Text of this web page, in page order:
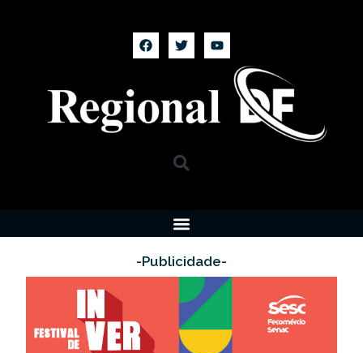
-Publicidade-